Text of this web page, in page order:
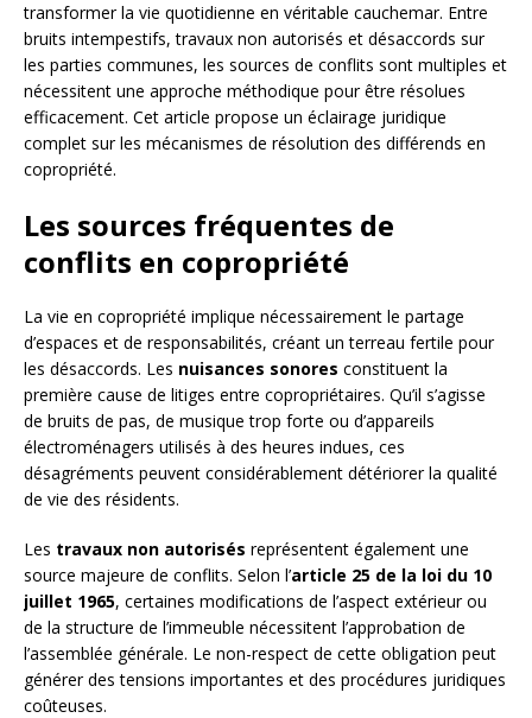
transformer la vie quotidienne en véritable cauchemar. Entre
bruits intempestifs, travaux non autorisés et désaccords sur
les parties communes, les sources de conflits sont multiples et
nécessitent une approche méthodique pour être résolues
efficacement. Cet article propose un éclairage juridique
complet sur les mécanismes de résolution des différends en
copropriété.
Les sources fréquentes de
conflits en copropriété
La vie en copropriété implique nécessairement le partage
d’espaces et de responsabilités, créant un terreau fertile pour
les désaccords. Les nuisances sonores constituent la
première cause de litiges entre copropriétaires. Qu’il s’agisse
de bruits de pas, de musique trop forte ou d’appareils
électroménagers utilisés à des heures indues, ces
désagréments peuvent considérablement détériorer la qualité
de vie des résidents.
Les travaux non autorisés représentent également une
source majeure de conflits. Selon l’article 25 de la loi du 10
juillet 1965, certaines modifications de l’aspect extérieur ou
de la structure de l’immeuble nécessitent l’approbation de
l’assemblée générale. Le non-respect de cette obligation peut
générer des tensions importantes et des procédures juridiques
coûteuses.